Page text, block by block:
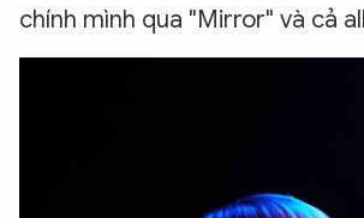
chính mình qua "Mirror" và cả